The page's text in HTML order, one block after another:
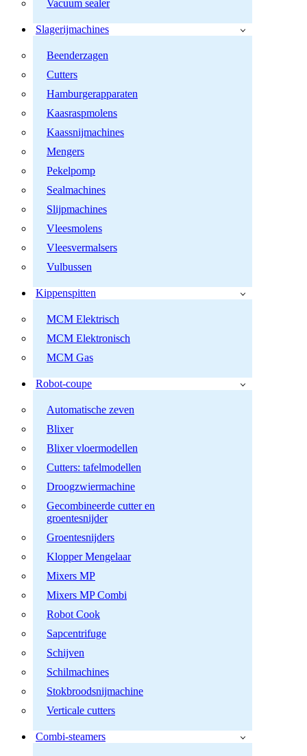
Vacuum sealer
Slagerijmachines
Beenderzagen
Cutters
Hamburgerapparaten
Kaasraspmolens
Kaassnijmachines
Mengers
Pekelpomp
Sealmachines
Slijpmachines
Vleesmolens
Vleesvermalsers
Vulbussen
Kippenspitten
MCM Elektrisch
MCM Elektronisch
MCM Gas
Robot-coupe
Automatische zeven
Blixer
Blixer vloermodellen
Cutters: tafelmodellen
Droogzwiermachine
Gecombineerde cutter en
groentesnijder
Groentesnijders
Klopper Mengelaar
Mixers MP
Mixers MP Combi
Robot Cook
Sapcentrifuge
Schijven
Schilmachines
Stokbroodsnijmachine
Verticale cutters
Combi-steamers